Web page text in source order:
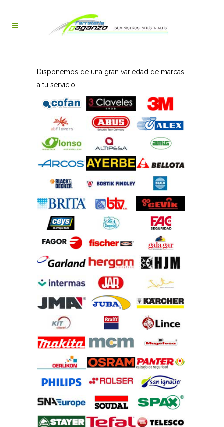
Disponemos de una gran variedad de marcas
a tu servicio.